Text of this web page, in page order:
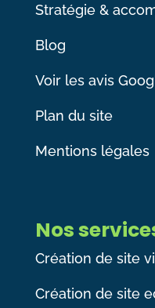
Stratégie &
Blog
Voir les avis
Plan du site
Mentions légales
Nos
Création de site
Création de site